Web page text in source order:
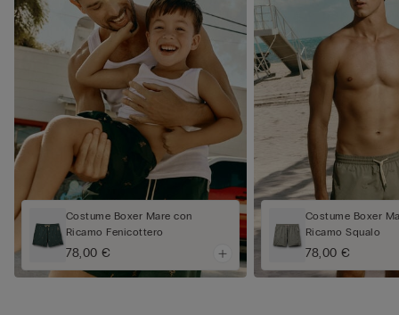
Costume Boxer Mare con
Ricamo Fenicottero
78,00 €
Costume Boxer
Ricamo Squalo
78,00 €